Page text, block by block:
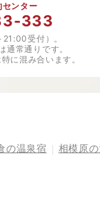
センター
333
受付）。
通常通りです。
に混み合います。
の温泉宿 相模原